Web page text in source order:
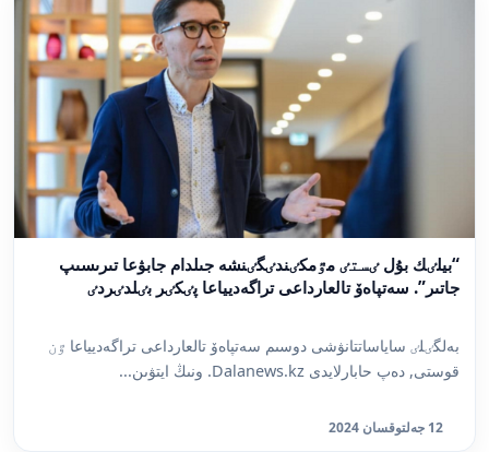
“بيلٸك بۇل ٸستٸ مٷمكٸندٸگٸنشە جىلدام جابۋعا تىرىسىپ
جاتىر”. سەتپاەۆ تالعارداعى تراگەديياعا پٸكٸر بٸلدٸردٸ
بەلگٸلٸ ساياساتتانۋشى دوسىم سەتپاەۆ تالعارداعى تراگەديياعا ٷن
قوستى, دەپ حابارلايدى Dalanews.kz. ونىڭ ايتۋىن...
12 جەلتوقسان 2024